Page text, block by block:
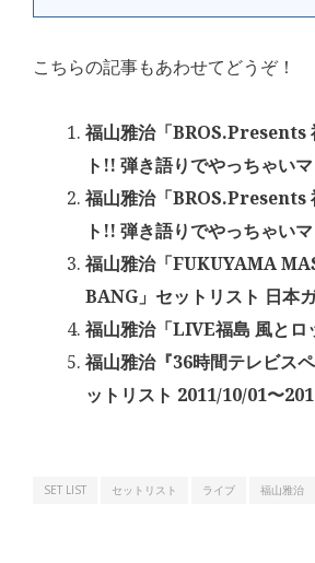
こちらの記事もあわせてどうぞ！
福山雅治「
ト!! 弾き語りでやっちゃい
福山雅治「
ト!! 弾き語りでやっちゃい
福山雅治「FUKUYAMA
BANG」セットリスト 日本
福山雅治「LIVE福島 風とロ
福山雅治『36時間テレビ
ットリスト 2011/10/01〜
SET LIST セットリスト ライブ 福山雅治